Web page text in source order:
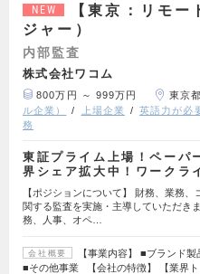
NEW
【東京：リモ
ジャー）
内部監査
株式会社ワコム
800万円 ～ 999万円 東京都
ル企業）
上場企業 英語力が必
務
東証プライム上場！ペーパ
界シェア拡大中！ワークラ
【ポジションについて】 財務、業務、
関する監査を実施・主導していただき
務、人事、オペ…
会社概要
【事業内容】 ■ブランド
■その他事業 【会社の特徴】 【業界